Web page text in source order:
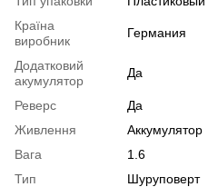
Країна
виробник
Германия
Додатковий
акумулятор
Да
Реверс
Да
Живлення
Аккумулятор
Вага
1.6
Тип
Шуруповерт